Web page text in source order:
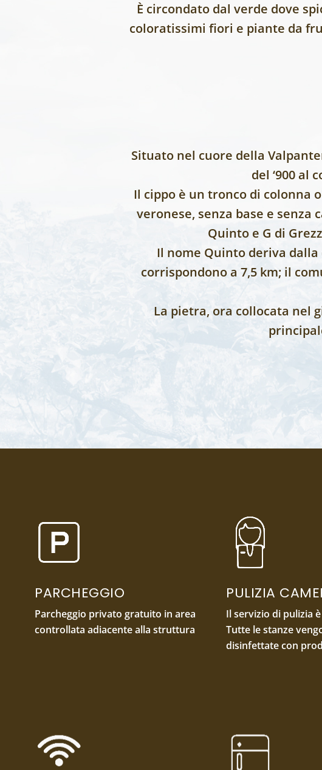
È circondato dal verde dove
coloratissimi fiori e piante da
Situato nel cuore della
del ‘900 al
Il cippo è un tronco di colonna
veronese, senza base e senza
Quinto e G di
Il nome Quinto deriva
corrispondono a 7,5 km; il
La pietra, ora collocata nel
PARCHEGGIO
Parcheggio privato gratuito in area
controllata adiacente alla struttura
PULIZIA
Il servizio di pulizia
Tutte le stanze
disinfettate con